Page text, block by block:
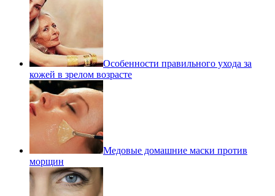
Особенности правильного ухода за
кожей в зрелом возрасте
Медовые домашние маски против
морщин